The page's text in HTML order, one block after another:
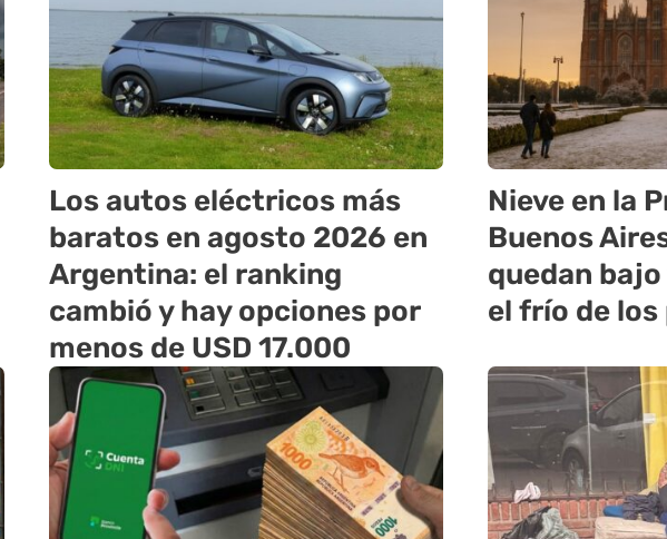
Los autos eléctricos más
baratos en agosto 2026 en
Argentina: el ranking
cambió y hay opciones por
menos de USD 17.000
Nieve en la
Buenos
quedan
el frío de